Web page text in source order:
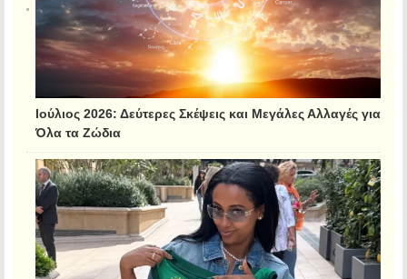
Ιούλιος 2026: Δεύτερες Σκέψεις και Μεγάλες Αλλαγές για
Όλα τα Ζώδια